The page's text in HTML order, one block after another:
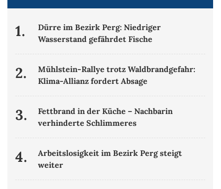
1.
Dürre im Bezirk Perg: Niedriger
Wasserstand gefährdet Fische
2.
Mühlstein-Rallye trotz Waldbrandgefahr:
Klima-Allianz fordert Absage
3.
Fettbrand in der Küche – Nachbarin
verhinderte Schlimmeres
4.
Arbeitslosigkeit im Bezirk Perg steigt
weiter